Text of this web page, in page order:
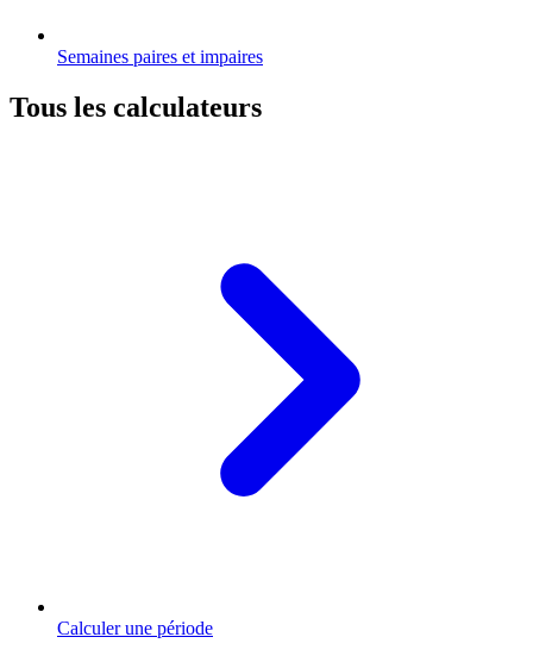
Semaines paires et impaires
Tous les calculateurs
Calculer une période